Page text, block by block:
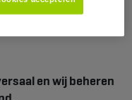
en wij beheren